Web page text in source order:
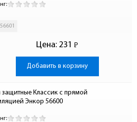
Цена: 231 Р
-
Добавить в корзину
Классик с прямой
Энкор 56600